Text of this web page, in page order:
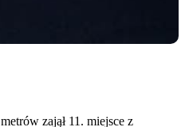
zajął 11. miejsce z